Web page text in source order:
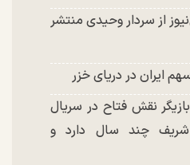
از سردار وحیدی منتشر
ایران در دریای خزر
نقش فتاح در سریال
چند سال دارد و